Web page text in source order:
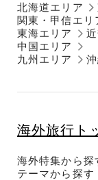
北海道エリア
関東・甲信エリ
東海エリア
中国エリア
九州エリア
海外旅行ト
海外特集から探
テーマから探す